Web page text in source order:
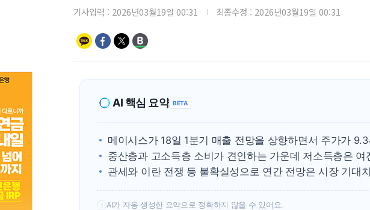
기사입력 : 2026년03월19일 00:31 최종수정 : 2026년03월19일 00:31
AI 핵심 요약 BETA
메이시스가 18일 1분기 매출 전망을 상향하면서 주가가
중산층과 고소득층 소비가 견인하는 가운데 저소득층은 여
관세와 이란 전쟁 등 불확실성으로 연간 전망은 시장 기대
! AI가 자동 생성한 요약으로 정확하지 않을 수 있어요.